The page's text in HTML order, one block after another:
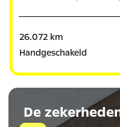
26.072 km
Handgeschakeld
De